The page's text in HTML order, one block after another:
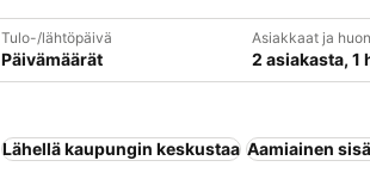
Tulo-/lähtöpäivä
Päivämäärät
Asiakkaat ja
2 asiakasta, 1
Lähellä kaupungin keskustaa Aamiainen